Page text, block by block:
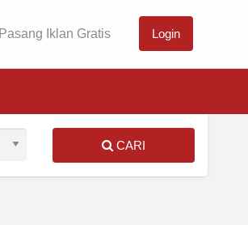
Pasang Iklan Gratis Login
CARI